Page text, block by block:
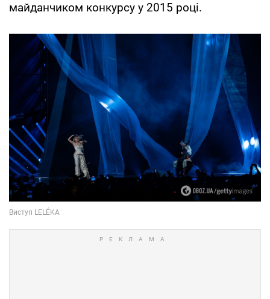
майданчиком конкурсу у 2015 році.